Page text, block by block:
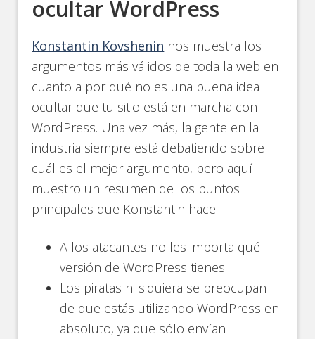
ocultar WordPress
Konstantin Kovshenin nos muestra los
argumentos más válidos de toda la web en
cuanto a por qué no es una buena idea
ocultar que tu sitio está en marcha con
WordPress. Una vez más, la gente en la
industria siempre está debatiendo sobre
cuál es el mejor argumento, pero aquí
muestro un resumen de los puntos
principales que Konstantin hace:
A los atacantes no les importa qué
versión de WordPress tienes.
Los piratas ni siquiera se preocupan
de que estás utilizando WordPress en
absoluto, ya que sólo envían